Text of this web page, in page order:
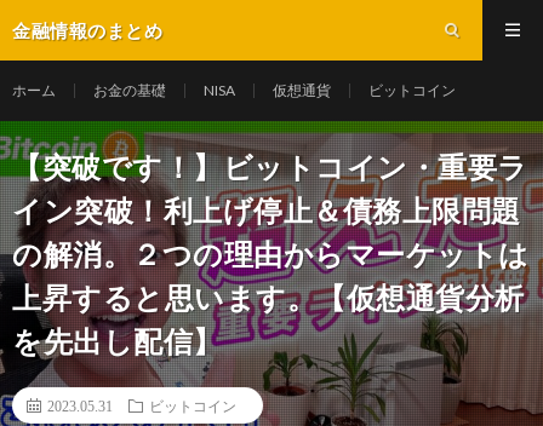
金融情報のまとめ
ホーム お金の基礎 NISA 仮想通貨 ビットコイン
【突破です！】ビットコイン・重要ラ
イン突破！利上げ停止＆債務上限問題
の解消。２つの理由からマーケットは
上昇すると思います。【仮想通貨分析
を先出し配信】
2023.05.31 ビットコイン